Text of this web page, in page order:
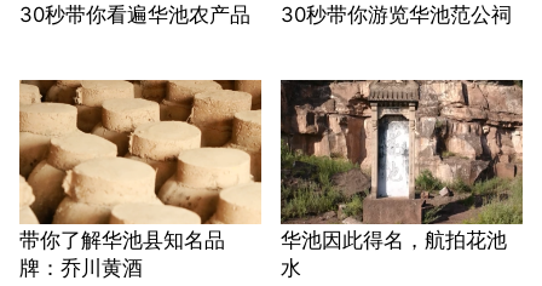
30秒带你看遍华池农产品 30秒带你游览华池范公祠
带你了解华池县知名品
牌：乔川黄酒
华池因此得名，航拍花池
水